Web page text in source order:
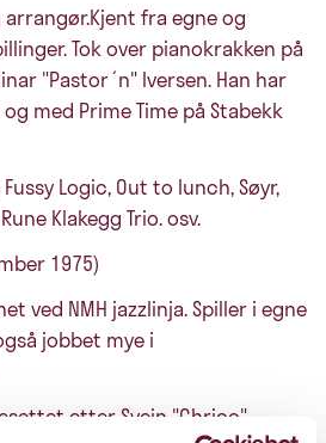
fra egne og
Tok over pianokrakken på
"Pastor´n" Iversen. Han har
med Prime Time på Stabekk
Logic, Out to lunch, Søyr,
Klakegg Trio. osv.
1975)
ved NMH jazzlinja. Spiller i egne
jobbet mye i
etter Svein "Chrico"